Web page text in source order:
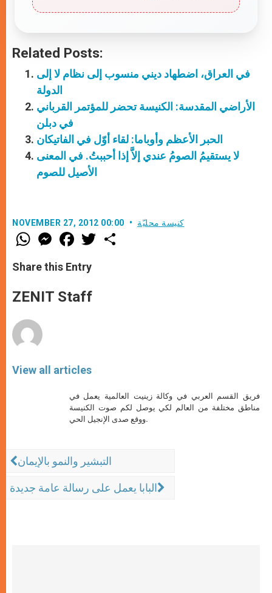
Related Posts:
في العراق، اضطهاد ديني منسوب إلى نظام لا إلى
الدولة
الأراضي المقدسة: الكنيسة تحضر للمؤتمر القرباني
في دبلن
الحبر الأعظم وأوباما: لقاء أوّل في الفاتيكان
لا يستقيمُ الصومُ عندي إلاَّ إذا أحببتُ. في المعنى
الأصيل للصوم
NOVEMBER 27, 2012 00:00 كنيسة محليّة
W
h
t
s
p
p
M
e
s
e
g
e
F
a
e
b
o
k
w
Share this Entry
ZENIT Staff
View all articles
فريق القسم العربي في وكالة زينيت العالمية يعمل في
مناطق مختلفة من العالم لكي يوصل لكم صوت الكنيسة
ووقع صدى الإنجيل الحي.
التبشير والنمو بالإيمان
البابا يعمل على رسالة عامة جديدة